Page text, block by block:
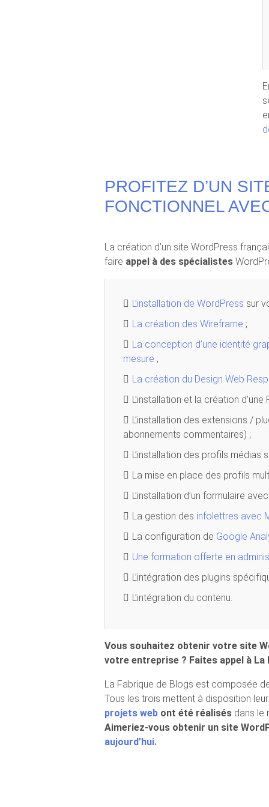
PROFITEZ D’UN
FONCTIONNEL
La création d’un site WordPress
faire appel à des spécialistes
L’installation de WordPress sur
La création des Wireframe ;
La conception d’une identité
mesure ;
La création du Design Web
L’installation et la création d’une
L’installation des extensions /
abonnements commentaires) ;
L’installation des profils médias
La mise en place des profils
L’installation d’un formulaire
La gestion des infolettres avec
La configuration de Google
Une formation offerte en
L’intégration des plugins
L’intégration du contenu.
Vous souhaitez obtenir votre site
votre entreprise ? Faites appel à La
La Fabrique de Blogs est composée
Tous les trois mettent à disposition
projets web ont été réalisés dans le
Aimeriez-vous obtenir un site
aujourd’hui.